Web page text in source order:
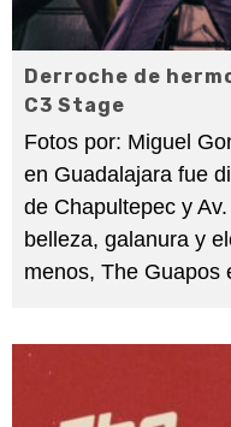
Derroche de
C3 Stage
Fotos por: Miguel
en Guadalajara fue
de Chapultepec y
belleza, galanura y
menos, The Guapos